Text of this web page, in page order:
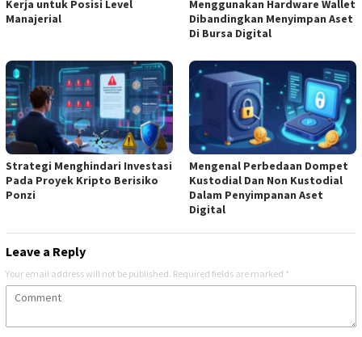
Kerja untuk Posisi Level
Manajerial
Menggunakan Hardware Wallet
Dibandingkan Menyimpan Aset
Di Bursa Digital
Strategi Menghindari Investasi
Pada Proyek Kripto Berisiko
Ponzi
Mengenal Perbedaan Dompet
Kustodial Dan Non Kustodial
Dalam Penyimpanan Aset
Digital
Leave a Reply
Your email address will not be published. Required fields are marked *